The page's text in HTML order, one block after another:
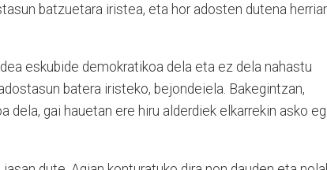
batzuetara iristea, eta hor adosten dutena
eskubide demokratikoa dela eta ez dela nahastu
batera iristeko, bejondeiela. Bakegintzan,
dela, gai hauetan ere hiru alderdiek elkarrekin asko